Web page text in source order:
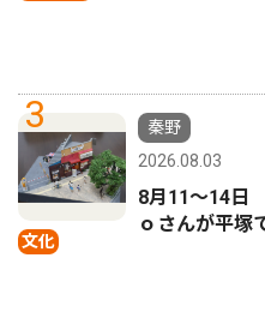
3
文化
秦野
2026.08.03
8月11〜14日
ｏさんが平塚